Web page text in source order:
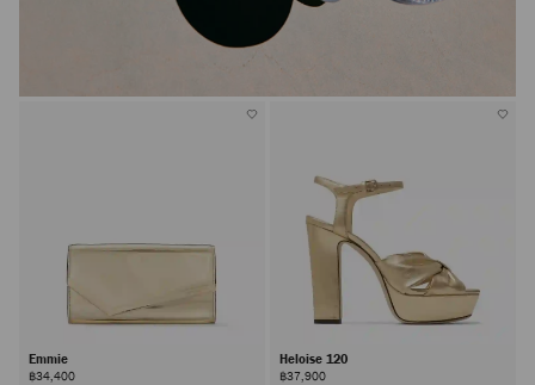
Emmie
฿34,400
Heloise 120
฿37,900